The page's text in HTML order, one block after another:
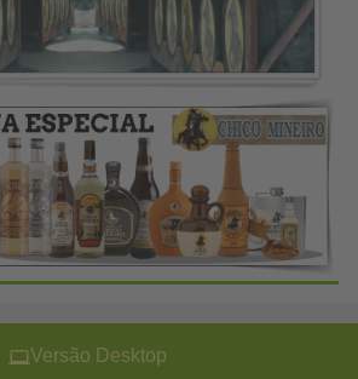
Versão Desktop